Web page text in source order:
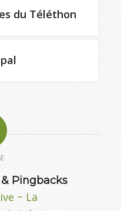
du Téléthon
Pingbacks
~ La